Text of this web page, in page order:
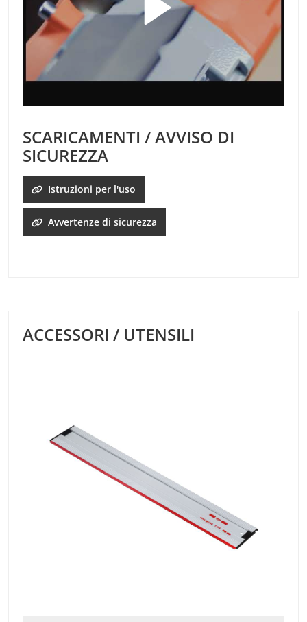
SCARICAMENTI / AVVISO DI
SICUREZZA
Istruzioni per l'uso
Avvertenze di sicurezza
ACCESSORI / UTENSILI